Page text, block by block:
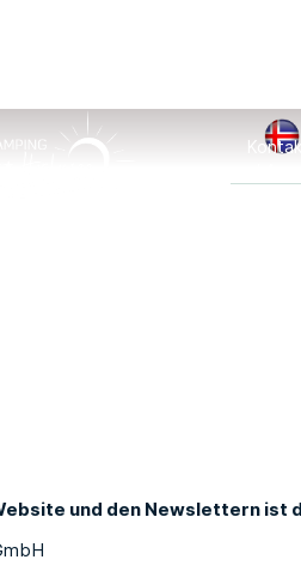
und den Newslettern ist